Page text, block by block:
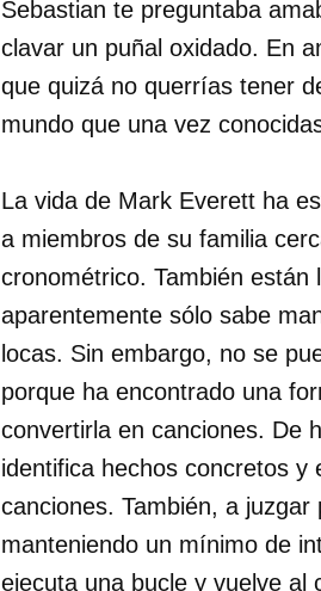
Sebastian te preguntaba
clavar un puñal oxidado. En
que quizá no querrías tener
mundo que una vez
La vida de Mark Everett ha
a miembros de su familia
cronométrico. También
aparentemente sólo sabe
locas. Sin embargo, no se
porque ha encontrado una
convertirla en canciones. De
identifica hechos concretos y
canciones. También, a
manteniendo un mínimo de
ejecuta una bucle y vuelve al